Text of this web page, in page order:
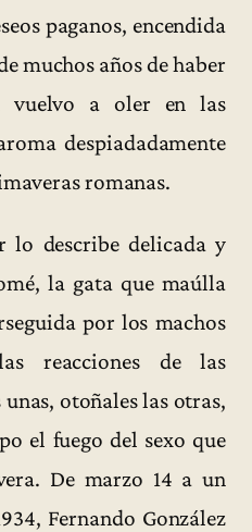
paganos, encendida
muchos años de haber
vuelvo a oler en las
despiadadamente
romanas.
lo describe delicada y
la gata que maúlla
por los machos
reacciones de las
otoñales las otras,
el fuego del sexo que
De marzo 14 a un
Fernando González